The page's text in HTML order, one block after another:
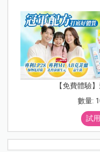
【免費體驗
數量:
試